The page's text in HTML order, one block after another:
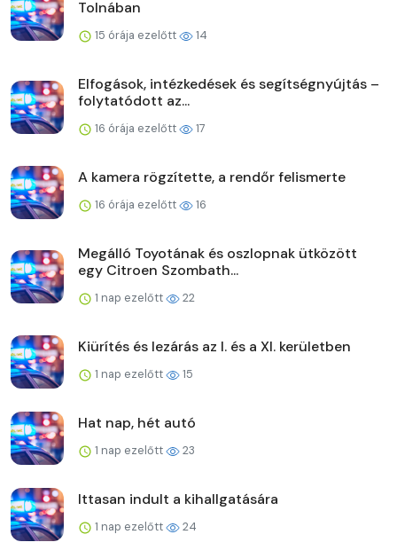
Tolnában
15 órája ezelőtt 14
Elfogások, intézkedések és segítségnyújtás –
folytatódott az...
16 órája ezelőtt 17
A kamera rögzítette, a rendőr felismerte
16 órája ezelőtt 16
Megálló Toyotának és oszlopnak ütközött
egy Citroen Szombath...
1 nap ezelőtt 22
Kiürítés és lezárás az I. és a XI. kerületben
1 nap ezelőtt 15
Hat nap, hét autó
1 nap ezelőtt 23
Ittasan indult a kihallgatására
1 nap ezelőtt 24